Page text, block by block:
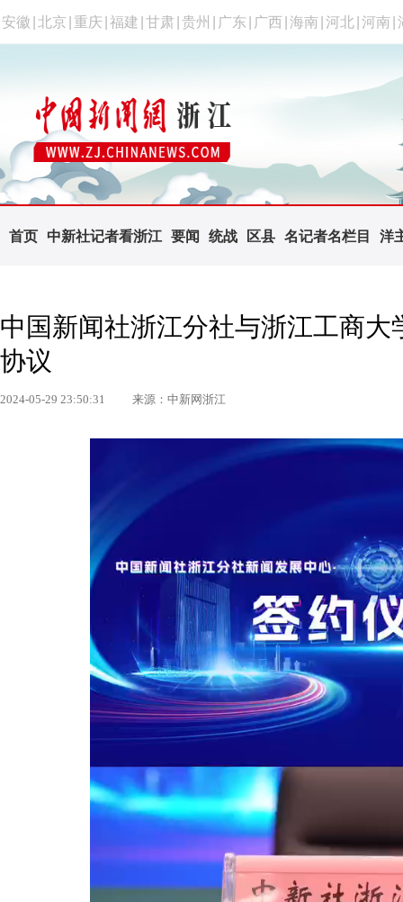
安徽 北京 重庆 福建 甘肃 贵州 广东 广西 海南 河北 河南
首页 中新社记者看浙江 要闻 统战 区县 名记者名栏目 洋
中国新闻社浙江分社与浙江工商
协议
2024-05-29 23:50:31 来源：中新网浙江